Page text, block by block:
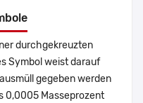
durchgekreuzten
Symbol weist darauf
gegeben werden
0,0005 Masseprozent